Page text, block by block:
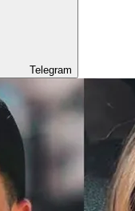
Telegram